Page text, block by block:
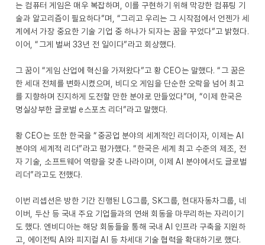
는 컴퓨터 게임은 매우 복잡하며, 이를 구현하기 위해 막강한 컴퓨팅 기
술과 알고리즘이 필요하다”며, “그리고 우리는 그 시작점에서 언젠가 세
계에서 가장 중요한 기술 기업 중 하나가 되자는 꿈을 꾸었다”고 밝혔다.
이어, “그게 벌써 33년 전 일이다”라고 회상했다.
그 꿈이 “게임 산업에 혁신을 가져왔다”고 황 CEO는 말했다. “그 꿈은
한 세대 전체를 변화시켰으며, 비디오 게임을 단순한 오락을 넘어 최고
를 지향하며 진지하게 도전할 만한 분야로 만들었다”며, “이제 한국은
명실상부한 글로벌 e스포츠 리더”라고 말했다.
황 CEO는 또한 한국을 “중공업 분야의 세계적인 리더이자, 이제는 AI
분야의 세계적 리더”라고 평가했다. “한국은 세계 최고 수준의 제조, 전
자 기술, 소프트웨어 역량을 갖춘 나라이며, 이제 AI 분야에서도 글로벌
리더”라고도 전했다.
이번 리셉션은 방한 기간 진행된 LG그룹, SK그룹, 현대자동차그룹, 네
이버, 두산 등 국내 주요 기업들과의 연쇄 회동을 마무리하는 자리이기
도 했다. 엔비디아는 해당 회동들을 통해 국내 AI 인프라 구축을 지원하
고, 에이전틱 AI와 피지컬 AI 등 차세대 기술 협력을 확대하기로 했다.